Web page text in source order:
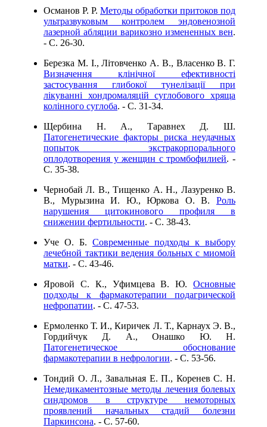
Османов Р. Р. Методы обработки притоков под
ультразвуковым контролем эндовенозной
лазерной абляции варикозно измененных вен.
- C. 26-30.
Березка М. І., Літовченко А. В., Власенко В. Г.
Визначення клінічної ефективності
застосування глибокої тунелізації при
лікуванні хондромаляцій суглобового хряща
колінного суглоба. - C. 31-34.
Щербина Н. А., Таравнех Д. Ш.
Патогенетические факторы риска неудачных
попыток экстракорпорального
оплодотворения у женщин с тромбофилией. -
C. 35-38.
Чернобай Л. В., Тищенко А. Н., Лазуренко В.
В., Мурызина И. Ю., Юркова О. В. Роль
нарушения цитокинового профиля в
снижении фертильности. - C. 38-43.
Уче О. Б. Современные подходы к выбору
лечебной тактики ведения больных с миомой
матки. - C. 43-46.
Яровой С. К., Уфимцева В. Ю. Основные
подходы к фармакотерапии подагрической
нефропатии. - C. 47-53.
Ермоленко Т. И., Киричек Л. Т., Карнаух Э. В.,
Гордийчук Д. А., Онашко Ю. Н.
Патогенетическое обоснование
фармакотерапии в нефрологии. - C. 53-56.
Тондий О. Л., Завальная Е. П., Коренев С. Н.
Немедикаментозные методы лечения болевых
синдромов в структуре немоторных
проявлений начальных стадий болезни
Паркинсона. - C. 57-60.